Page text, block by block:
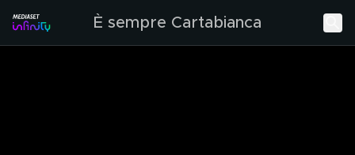
È sempre Cartabianca